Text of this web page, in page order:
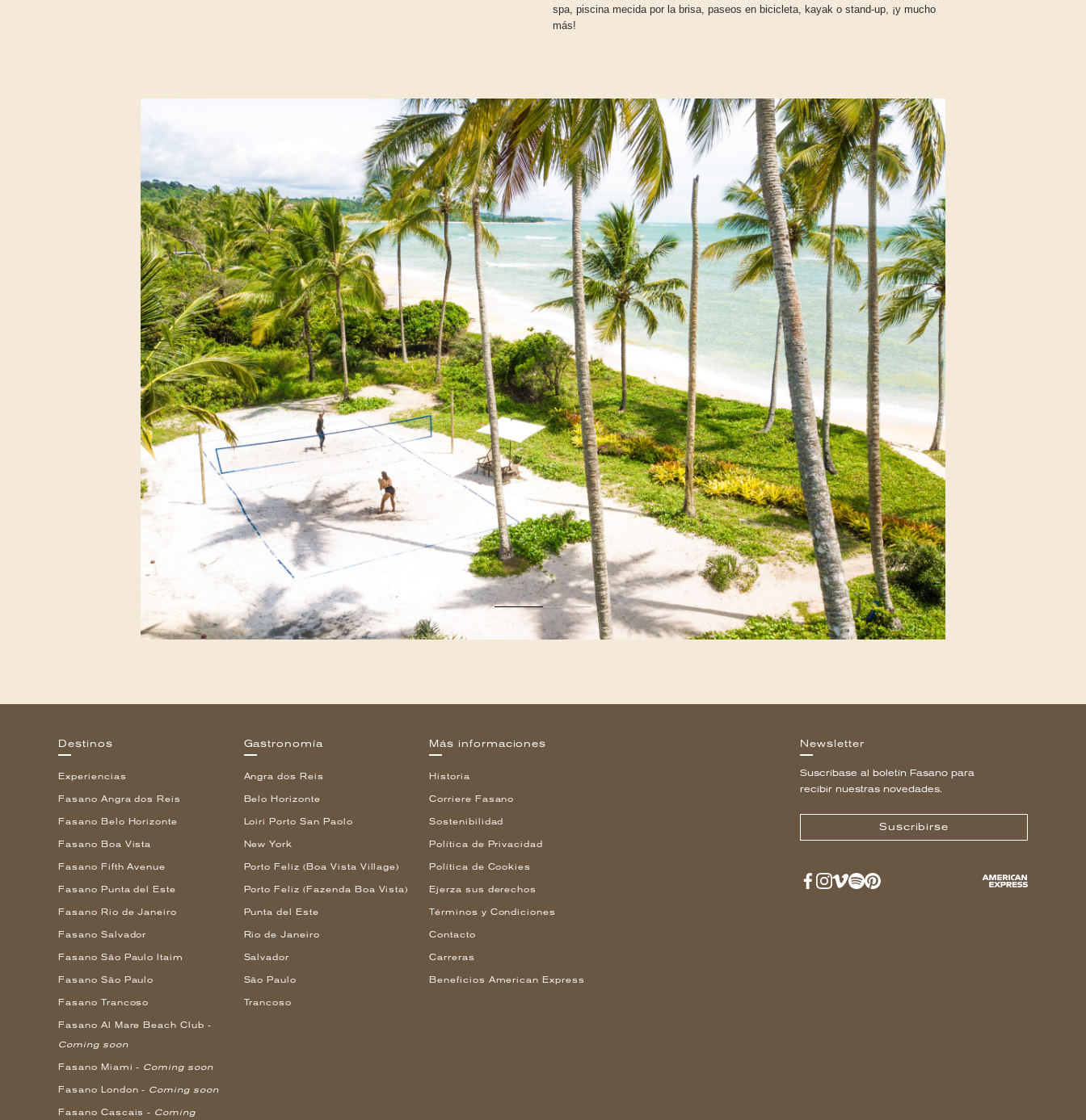
spa, piscina mecida por la brisa, paseos en bicicleta, kayak o stand-up, ¡y mucho
más!
Destinos
Experiencias
Fasano Angra dos Reis
Fasano Belo Horizonte
Fasano Boa Vista
Fasano Fifth Avenue
Fasano Punta del Este
Fasano Rio de Janeiro
Fasano Salvador
Fasano São Paulo Itaim
Fasano São Paulo
Fasano Trancoso
Fasano Al Mare Beach Club -
Coming soon
Fasano Miami - Coming soon
Fasano London - Coming soon
Fasano Cascais - Coming
Gastronomía
Angra dos Reis
Belo Horizonte
Loiri Porto San Paolo
New York
Porto Feliz (Boa Vista Village)
Porto Feliz (Fazenda Boa Vista)
Punta del Este
Rio de Janeiro
Salvador
São Paulo
Trancoso
Más informaciones
Historia
Corriere Fasano
Sostenibilidad
Política de Privacidad
Política de Cookies
Ejerza sus derechos
Términos y Condiciones
Contacto
Carreras
Beneficios American Express
Newsletter
Suscríbase al boletín Fasano para
recibir nuestras novedades.
Suscribirse